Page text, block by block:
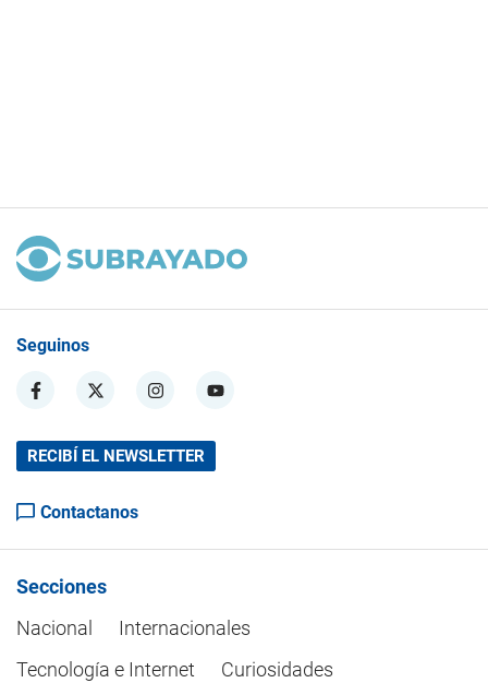
Seguinos
RECIBÍ EL NEWSLETTER
Contactanos
Secciones
Nacional
Internacionales
Tecnología e Internet
Curiosidades